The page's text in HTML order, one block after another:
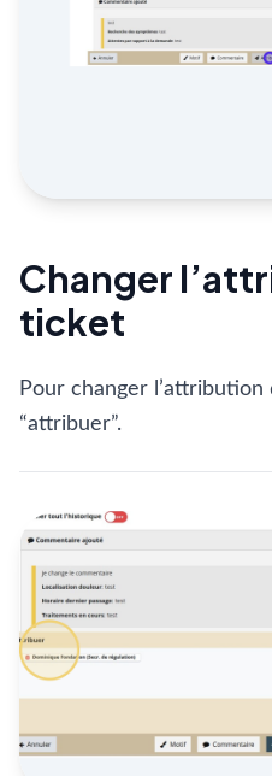
Changer
ticket
Pour changer l’attribution
“attribuer”.